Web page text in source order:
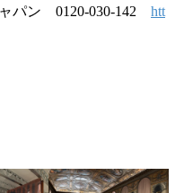
パン 0120-030-142 htt